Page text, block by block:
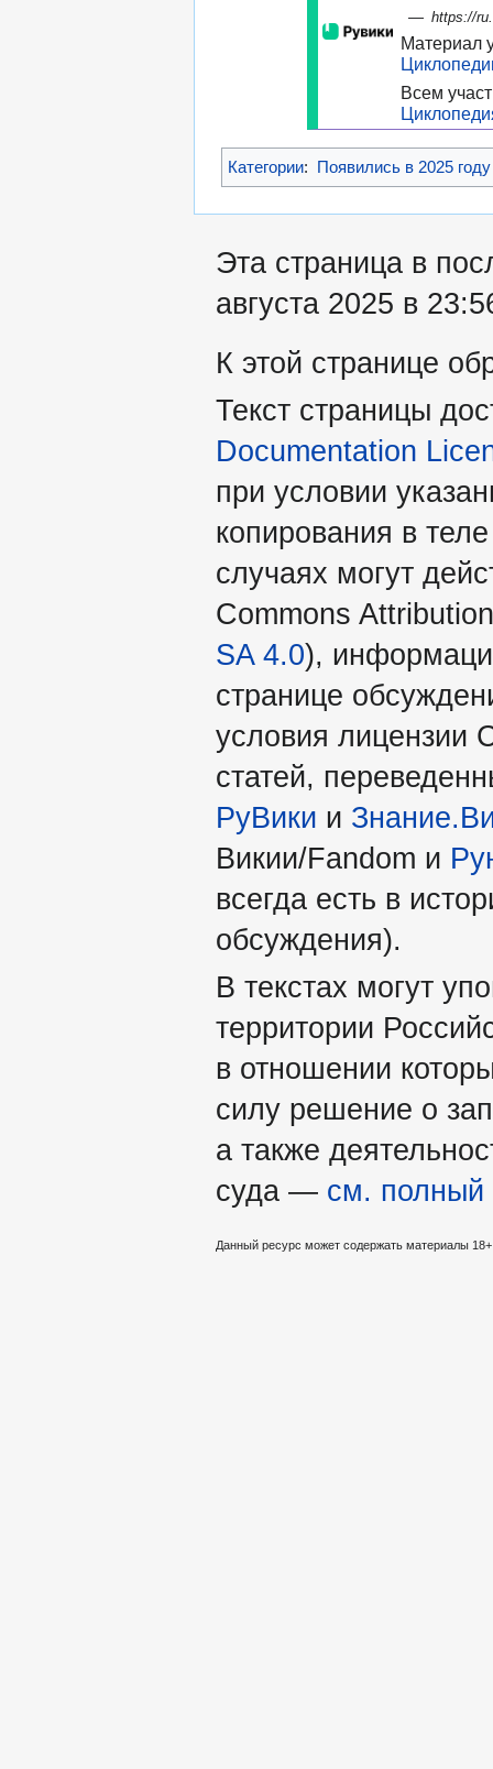
— https://
Материал
Всем
Категории: Появились в 2025 году
Эта страница в
августа 2025 в
К этой странице
Текст страницы
Documentation
при условии
копирования в
случаях могут
Commons
SA 4.0),
странице
условия лицензии
статей,
РуВики и
Викии/Fandom и
всегда есть в
обсуждения).
В текстах могут
территории
в отношении
силу решение о
а также
суда — см. полный